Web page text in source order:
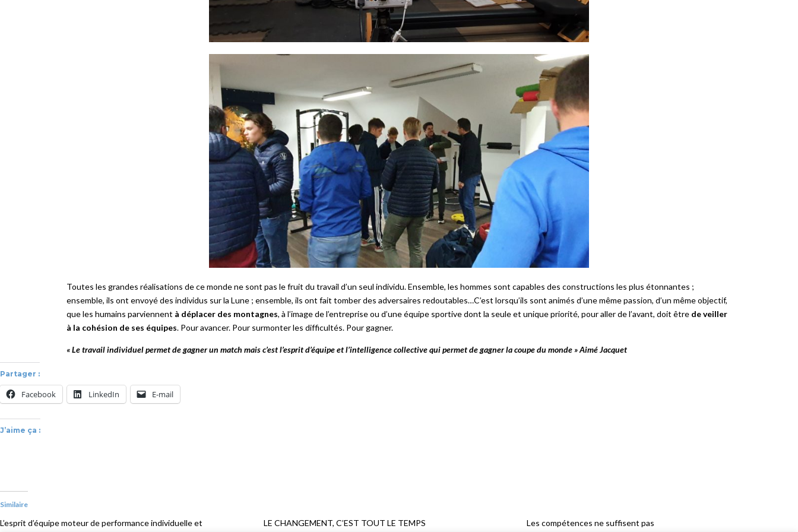
Toutes les grandes réalisations de ce monde ne sont pas le fruit du travail d’un seul individu. Ensemble, les hommes sont capables des constructions les plus étonnantes ;
ensemble, ils ont envoyé des individus sur la Lune ; ensemble, ils ont fait tomber des adversaires redoutables…C’est lorsqu’ils sont animés d’une même passion, d’un même objectif,
que les humains parviennent à déplacer des montagnes, à l’image de l’entreprise ou d’une équipe sportive dont la seule et unique priorité, pour aller de l’avant, doit être de veiller
à la cohésion de ses équipes. Pour avancer. Pour surmonter les difficultés. Pour gagner.
« Le travail individuel permet de gagner un match mais c’est l’esprit d’équipe et l’intelligence collective qui permet de gagner la coupe du monde » Aimé Jacquet
Partager :
Facebook LinkedIn E-mail
J’aime ça :
Similaire
L’esprit d’équipe moteur de performance individuelle et
LE CHANGEMENT, C’EST TOUT LE TEMPS
Les compétences ne suffisent pas